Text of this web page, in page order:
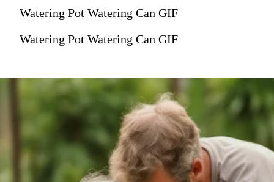
Watering Pot Watering Can GIF
Watering Pot Watering Can GIF